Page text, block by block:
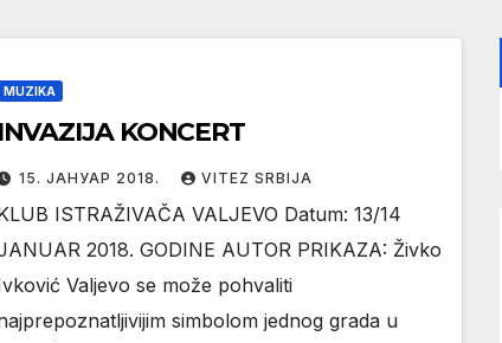
MUZIKA
INVAZIJA KONCERT
15. ЈАНУАР 2018. VITEZ SRBIJA
ISTRAŽIVAČA VALJEVO Datum: 13/14
2018. GODINE AUTOR PRIKAZA: Živko
Valjevo se može pohvaliti
simbolom jednog grada u